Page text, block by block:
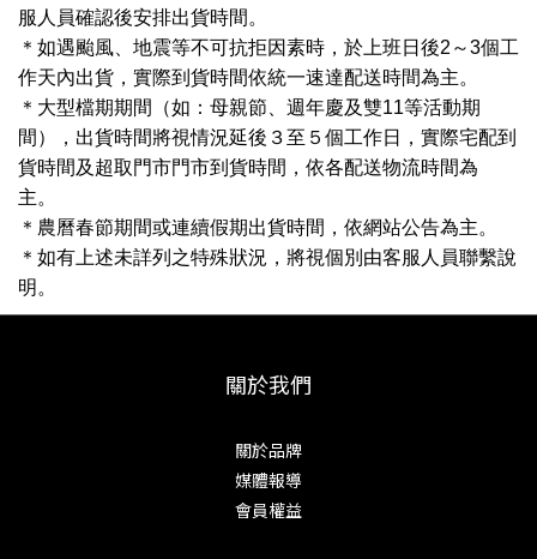
服人員確認後安排出貨時間。
＊如遇颱風、地震等不可抗拒因素時，於上班日後2～3個工
作天內出貨，實際到貨時間依統一速達配送時間為主。
＊大型檔期期間（如：母親節、週年慶及雙11等活動期
間），出貨時間將視情況延後３至５個工作日，實際宅配到
貨時間及超取門市門市到貨時間，依各配送物流時間為
主。
＊農曆春節期間或連續假期出貨時間，依網站公告為主。
＊如有上述未詳列之特殊狀況，將視個別由客服人員聯繫說
明。
關於我們
關於品牌
媒體報導
會員權益